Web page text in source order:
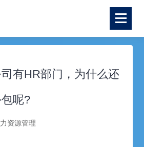
有HR部门，为什么还
呢?
资源管理